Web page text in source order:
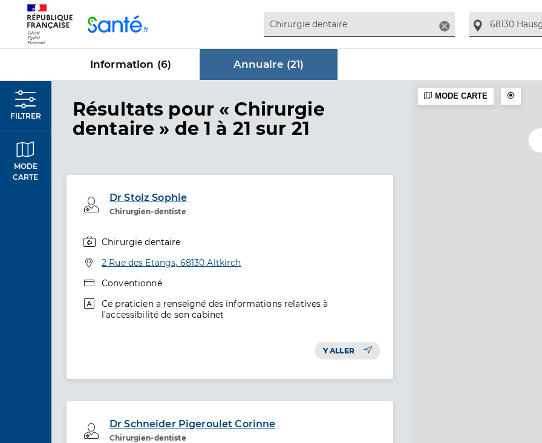
Supprimer
Information (6) Annuaire (21)
FILTRER
MODE
CARTE
Résultats dans Annuaire
pour « Chirurgie
dentaire » de 1 à 21 sur 21
Dr Stolz Sophie
Chirurgien-dentiste
Professionel de santé
Chirurgie dentaire
Adresse
2 Rue des Etangs, 68130 Altkirch
Type de convention
Conventionné
informations relatives à l’accessibilité
Ce praticien a renseigné des informations relatives à
l’accessibilité de son cabinet
Y ALLER
Dr Schneider Pigeroulet Corinne
Chirurgien-dentiste
Professionel de santé
MODE CARTE
Panneau de gestion des cookies